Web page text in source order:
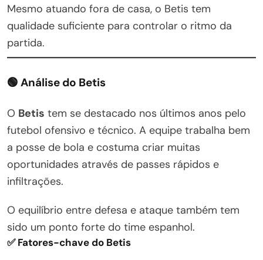
Mesmo atuando fora de casa, o Betis tem
qualidade suficiente para controlar o ritmo da
partida.
🟢 Análise do Betis
O Betis tem se destacado nos últimos anos pelo
futebol ofensivo e técnico. A equipe trabalha bem
a posse de bola e costuma criar muitas
oportunidades através de passes rápidos e
infiltrações.
O equilíbrio entre defesa e ataque também tem
sido um ponto forte do time espanhol.
✅ Fatores-chave do Betis